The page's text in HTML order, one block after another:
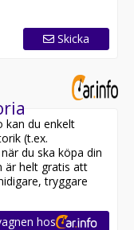
så det är
oss.
finansiering via
Skicka
kan du enkelt
(t.ex.
du ska köpa din
är helt gratis att
tryggare
hos